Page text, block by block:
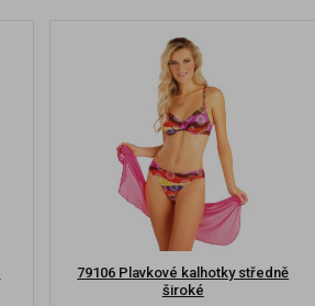
79106 Plavkové kalhotky středně
široké